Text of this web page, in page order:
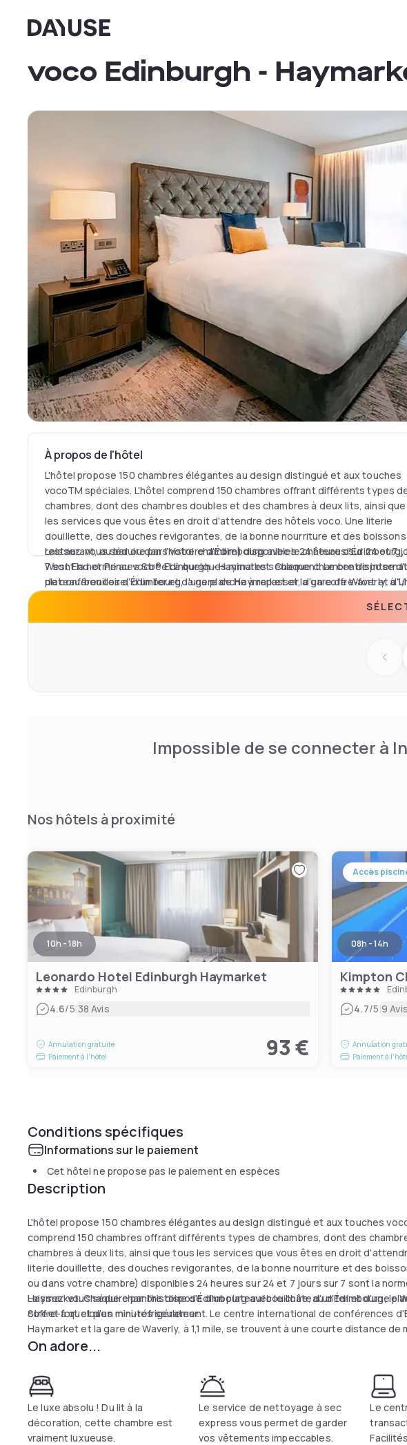
Dayuse
voco Edinburgh -
À propos de l'hôtel
L'hôtel propose 150 chambres élégantes au design distingué et aux touches
vocoTM spéciales. L'hôtel comprend 150 chambres offrant différents types
chambres, dont des chambres doubles et des chambres à deux lits, ainsi
les services que vous êtes en droit d'attendre des hôtels voco. Une literie
douillette, des douches revigorantes, de la bonne nourriture et des
restaurant, au bar ou dans votre chambre) disponibles 24 heures sur 24 et 7
7 sont la norme au voco® Edinburgh - Haymarket. Chaque chambre dispose
plateau/bouilloire, d'un fer et d'une planche à repasser, d'un coffre-fort et
Laissez-vous séduire par l'histoire d'Édimbourg avec le château d'Édimbourg,
West End et Princes Street à quelques minutes seulement. Le centre
de conférences d'Édimbourg, la gare de Haymarket et la gare de Waverly, à
Impossible de se connecter à
Nos hôtels à proximité
10h - 18h
Leonardo Hotel Edinburgh Haymarket
Edinburgh
4.6/5|38 Avis
Annulation gratuite
Paiement à l'hôtel
93 €
Accès
08h - 14h
4.7/5|9 Avis
Annulation
Paiement à
Conditions spécifiques
Informations sur le paiement
Cet hôtel ne propose pas le paiement en espèces
Description
L'hôtel propose 150 chambres élégantes au design distingué et aux touches
comprend 150 chambres offrant différents types de chambres, dont des
chambres à deux lits, ainsi que tous les services que vous êtes en droit
literie douillette, des douches revigorantes, de la bonne nourriture et des
ou dans votre chambre) disponibles 24 heures sur 24 et 7 jours sur 7 sont la
Haymarket. Chaque chambre dispose d'un plateau/bouilloire, d'un fer et d'une
coffre-fort et d'un mini-réfrigérateur.
Laissez-vous séduire par l'histoire d'Édimbourg avec le château d'Édimbourg, le
Street à quelques minutes seulement. Le centre international de conférences
Haymarket et la gare de Waverly, à 1,1 mile, se trouvent à une courte distance de
On adore...
Le luxe absolu ! Du lit à la
décoration, cette chambre est
vraiment luxueuse.
Le service de nettoyage à sec
express vous permet de garder
vos vêtements impeccables.
Le